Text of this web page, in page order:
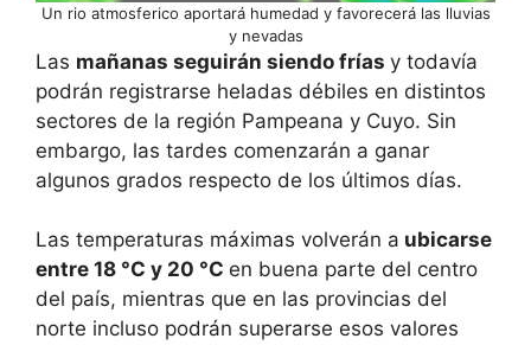
Un rio atmosferico aportará humedad y favorecerá las lluvias
y nevadas
Las mañanas seguirán siendo frías y todavía
podrán registrarse heladas débiles en distintos
sectores de la región Pampeana y Cuyo. Sin
embargo, las tardes comenzarán a ganar
algunos grados respecto de los últimos días.
Las temperaturas máximas volverán a ubicarse
entre 18 °C y 20 °C en buena parte del centro
del país, mientras que en las provincias del
norte incluso podrán superarse esos valores